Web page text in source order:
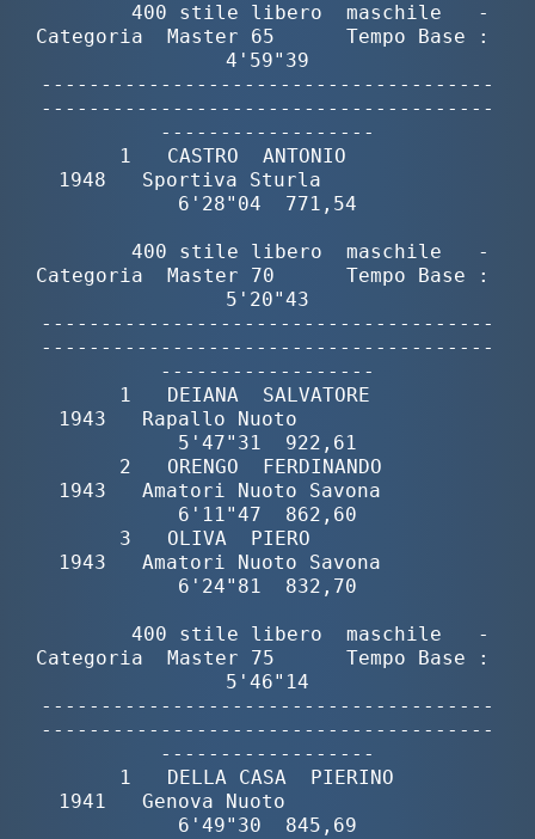
        400 stile libero  maschile   -
Categoria  Master 65      Tempo Base :
4'59"39
--------------------------------------
--------------------------------------
------------------
       1   CASTRO  ANTONIO
1948   Sportiva Sturla
6'28"04  771,54
        400 stile libero  maschile   -
Categoria  Master 70      Tempo Base :
5'20"43
--------------------------------------
--------------------------------------
------------------
       1   DEIANA  SALVATORE
1943   Rapallo Nuoto
5'47"31  922,61
       2   ORENGO  FERDINANDO
1943   Amatori Nuoto Savona
6'11"47  862,60
       3   OLIVA  PIERO
1943   Amatori Nuoto Savona
6'24"81  832,70
        400 stile libero  maschile   -
Categoria  Master 75      Tempo Base :
5'46"14
--------------------------------------
--------------------------------------
------------------
       1   DELLA CASA  PIERINO
1941   Genova Nuoto
6'49"30  845,69